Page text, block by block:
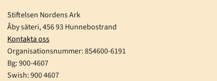
Stiftelsen Nordens Ark
Åby säteri, 456 93 Hunnebostrand
Kontakta oss
Organisationsnummer:854600-6191
Bg: 900-4607
Swish: 900 4607